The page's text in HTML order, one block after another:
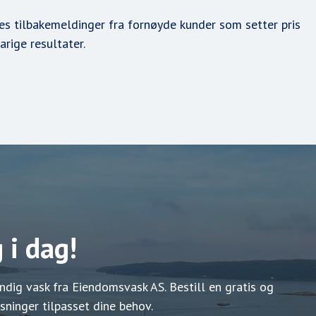
tilbakemeldinger fra fornøyde kunder som setter pris
resultater.
dag!
vask fra Eiendomsvask AS. Bestill en gratis og
tilpasset dine behov.